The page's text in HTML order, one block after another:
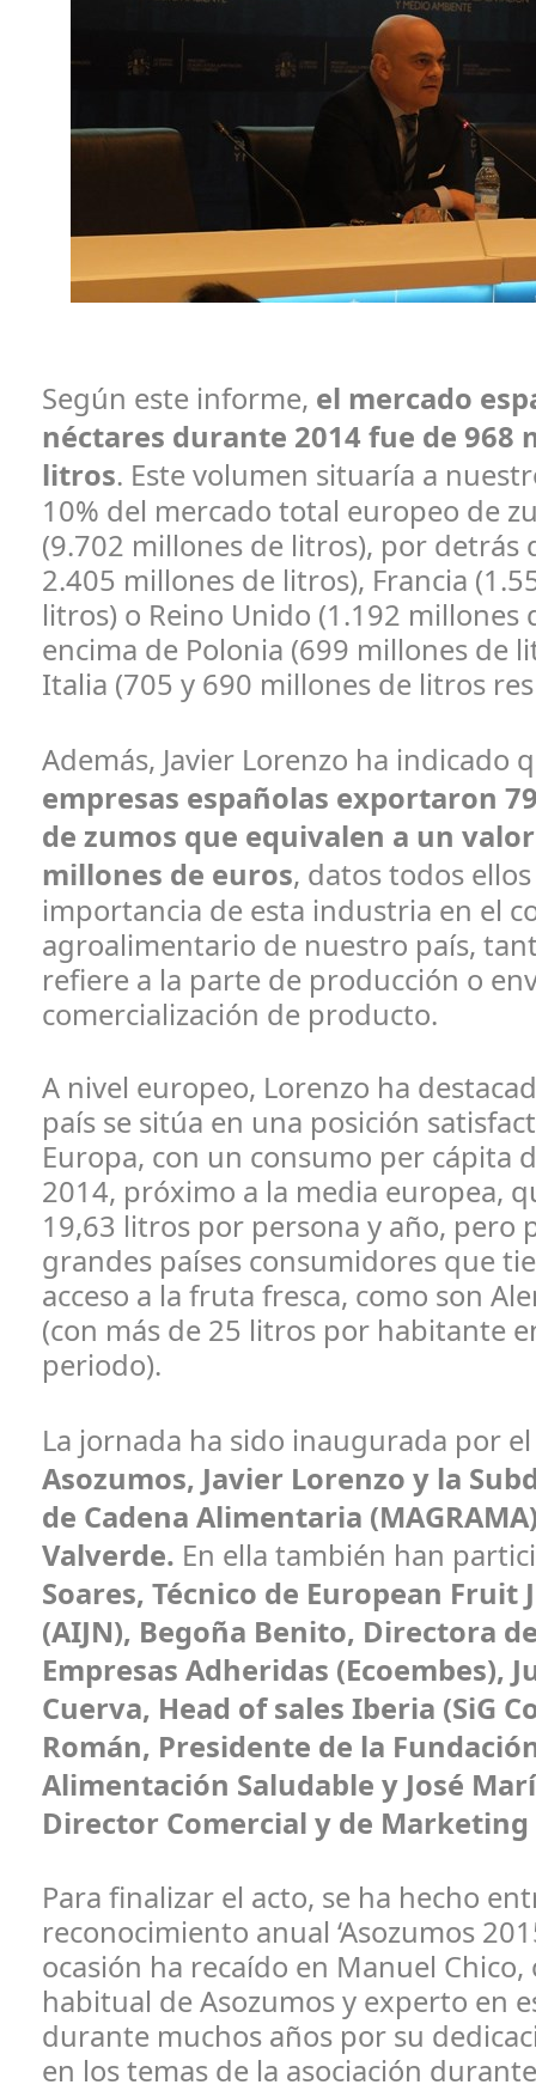
Según este informe, el mercado
néctares durante 2014 fue de 968
litros. Este volumen situaría a
10% del mercado total europeo de
(9.702 millones de litros), por detrás
2.405 millones de litros), Francia
litros) o Reino Unido (1.192
encima de Polonia (699 millones de
Italia (705 y 690 millones de litros
Además, Javier Lorenzo ha indicado
empresas españolas exportaron
de zumos que equivalen a un
millones de euros, datos todos
importancia de esta industria en el
agroalimentario de nuestro país,
refiere a la parte de producción o
comercialización de producto.
A nivel europeo, Lorenzo ha
país se sitúa en una posición
Europa, con un consumo per cápita
2014, próximo a la media europea,
19,63 litros por persona y año, pero
grandes países consumidores que
acceso a la fruta fresca, como son
(con más de 25 litros por habitante
periodo).
La jornada ha sido inaugurada por
Asozumos, Javier Lorenzo y la
de Cadena Alimentaria
Valverde. En ella también han
Soares, Técnico de European Fruit
(AIJN), Begoña Benito, Directora
Empresas Adheridas (Ecoembes),
Cuerva, Head of sales Iberia (SiG
Román, Presidente de la
Alimentación Saludable y José
Director Comercial y de Marketing
Para finalizar el acto, se ha hecho
reconocimiento anual ‘Asozumos
ocasión ha recaído en Manuel
habitual de Asozumos y experto en
durante muchos años por su
en los temas de la asociación